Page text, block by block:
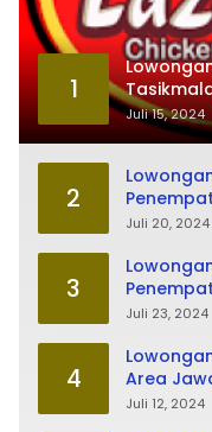
1
Juli 15, 2024
2
Juli 20, 2024
3
Juli 23, 2024
4
Area
Juli 12, 2024